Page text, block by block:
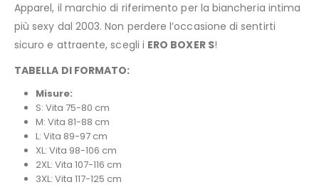
Apparel, il marchio di riferimento per la biancheria intima
più sexy dal 2003. Non perdere l’occasione di sentirti
sicuro e attraente, scegli i ERO BOXER S!
TABELLA DI FORMATO:
Misure:
S: Vita 75-80 cm
M: Vita 81-88 cm
L: Vita 89-97 cm
XL: Vita 98-106 cm
2XL: Vita 107-116 cm
3XL: Vita 117-125 cm